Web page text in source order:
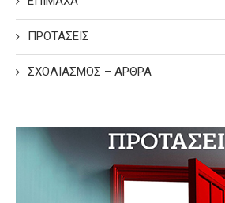
ΠΡΟΤΑΣΕΙΣ
ΣΧΟΛΙΑΣΜΟΣ – ΑΡΘΡΑ